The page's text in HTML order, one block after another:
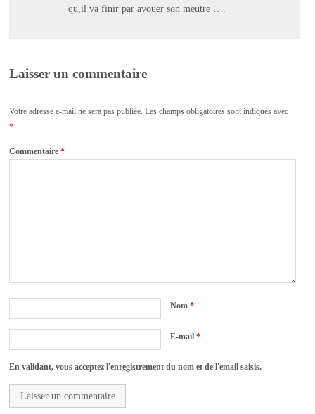
qu,il va finir par avouer son meutre ….
Laisser un commentaire
Votre adresse e-mail ne sera pas publiée. Les champs obligatoires sont indiqués avec
*
Commentaire*
Nom*
E-mail*
En validant, vous acceptez l'enregistrement du nom et de l'email saisis.